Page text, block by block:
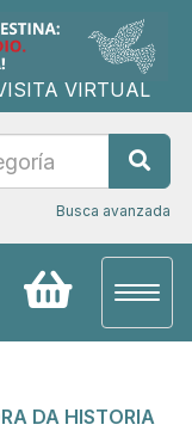
VIRTUAL
Busca avanzada
DA HISTORIA